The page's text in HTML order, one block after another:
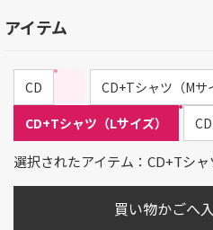
アイテム
CD
CD+Tシャツ（Mサ
CD+Tシャツ（Lサイズ）
選択されたアイテム：CD+Tシャ